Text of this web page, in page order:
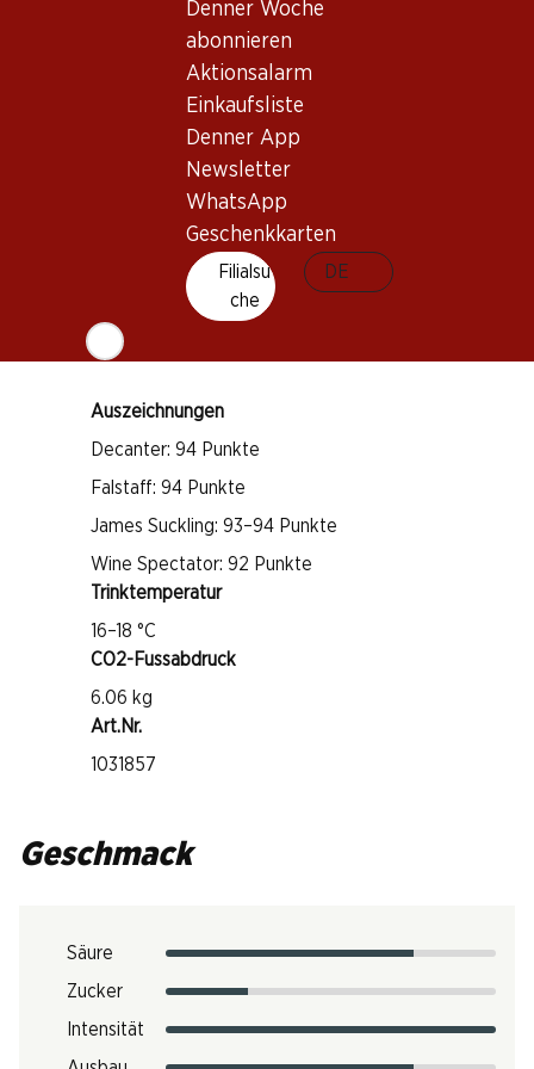
Denner Woche
abonnieren
Aktionsalarm
Einkaufsliste
Denner App
Newsletter
WhatsApp
Geschenkkarten
Filialsu
che
DE
Wissenswertes
Cabernet Franc
3–10 Jahre
Auszeichnungen
Decanter: 94 Punkte
Falstaff: 94 Punkte
James Suckling: 93–94 Punkte
Wine Spectator: 92 Punkte
Trinktemperatur
16–18 °C
CO2-Fussabdruck
6.06 kg
Art.Nr.
1031857
Geschmack
Säure
Zucker
Intensität